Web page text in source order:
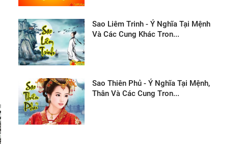
Sao Liêm Trinh - Ý Nghĩa Tại Mệnh
Và Các Cung Khác Tron...
Sao Thiên Phủ - Ý Nghĩa Tại Mệnh,
Thân Và Các Cung Tron...